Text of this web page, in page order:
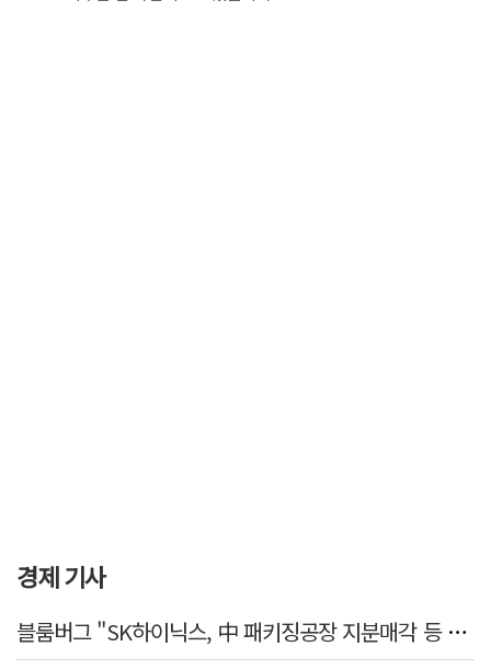
경제 기사
블룸버그 "SK하이닉스, 中 패키징공장 지분매각 등 검토"